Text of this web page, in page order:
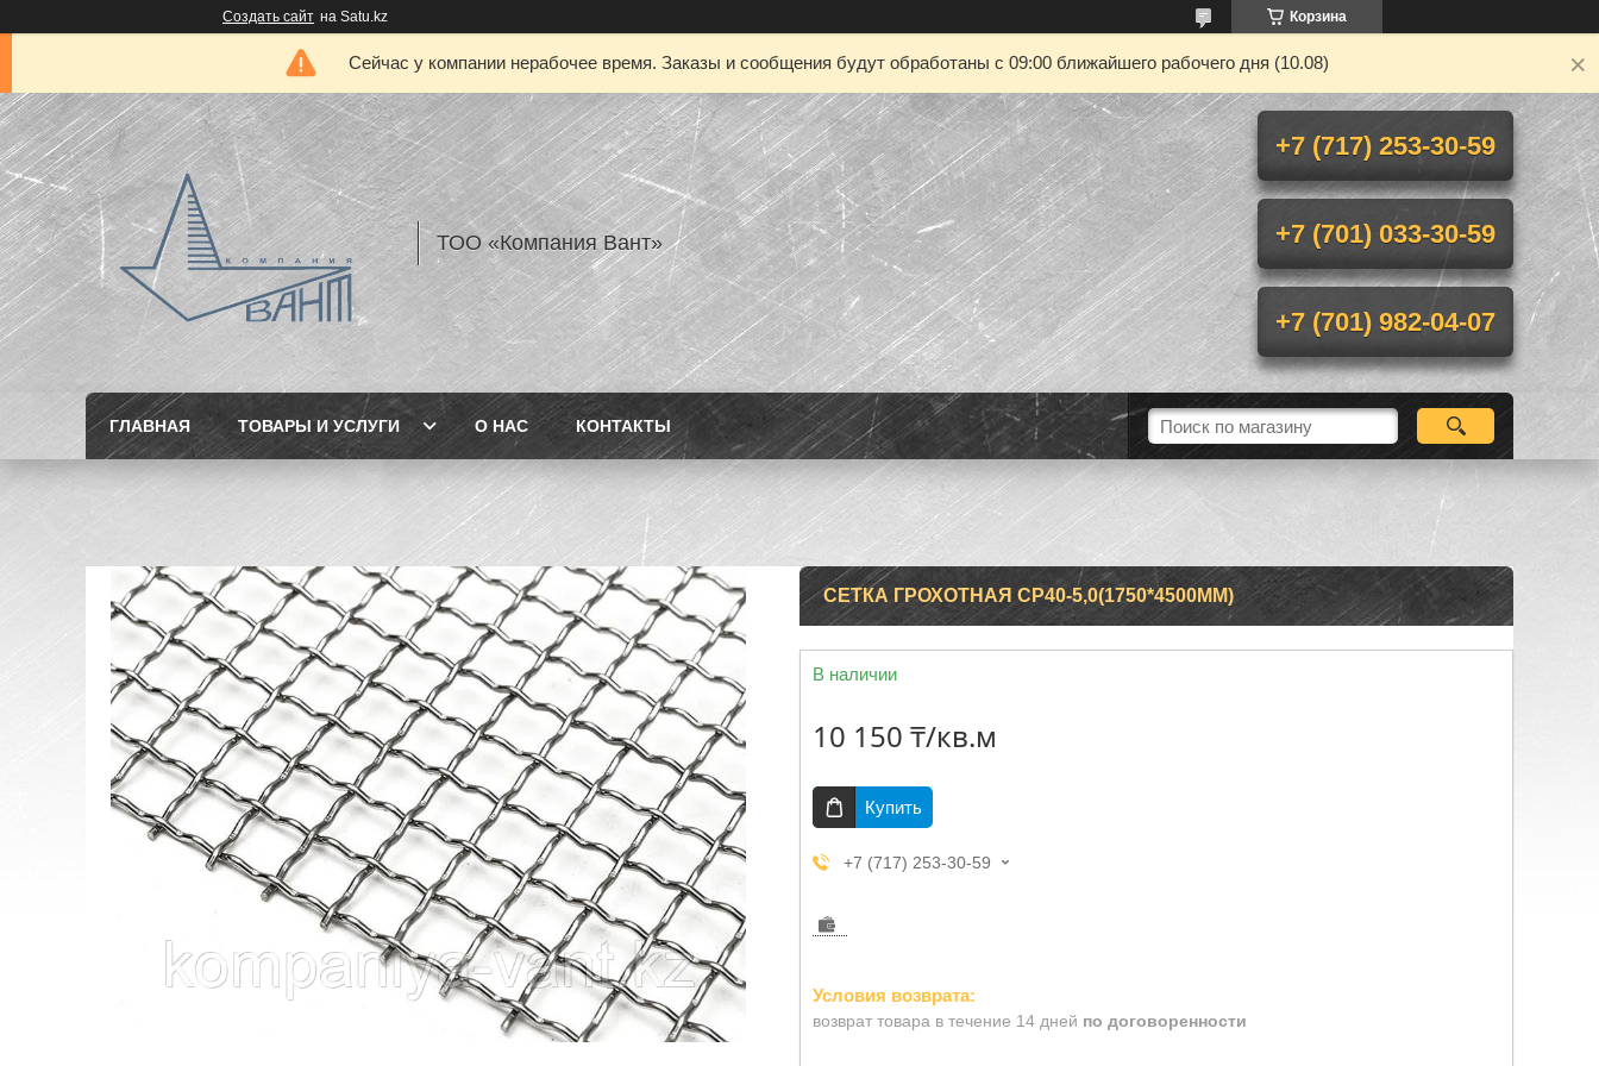
Создать сайт на Satu.kz Корзина
Сейчас у компании нерабочее время. Заказы и сообщения будут обработаны с 09:00 ближайшего рабочего дня (10.08)
ТОО «Компания Вант»
+7 (717) 253-30-59
+7 (701) 033-30-59
+7 (701) 982-04-07
ГЛАВНАЯ ТОВАРЫ И УСЛУГИ О НАС КОНТАКТЫ
СЕТКА ГРОХОТНАЯ СР40-5,0(1750*4500ММ)
В наличии
10 150 ₸/кв.м
Купить
+7 (717) 253-30-59
возврат товара в течение 14 дней по договоренности